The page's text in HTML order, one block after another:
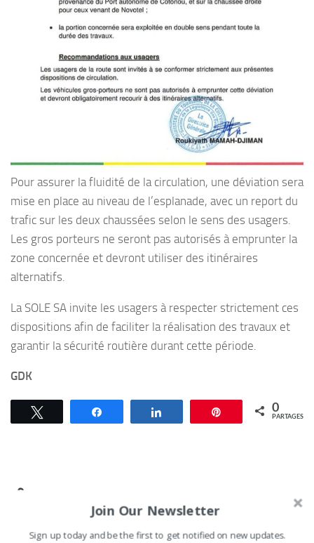
Pour assurer la fluidité de la circulation, une déviation sera
mise en place au niveau de l’esplanade, avec un report du
trafic sur les deux chaussées selon le sens des usagers.
Les gros porteurs ne seront pas autorisés à emprunter la
zone concernée et devront utiliser des itinéraires
alternatifs.
La SOLE SA invite les usagers à respecter strictement ces
dispositions afin de faciliter la réalisation des travaux et
garantir la sécurité routière durant cette période.
GDK
Épingle 0
PARTAGES
Join Our Newsletter
Sign up today and be the first to get notified on new updates.